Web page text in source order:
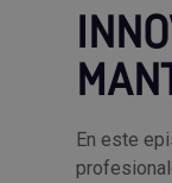
En este